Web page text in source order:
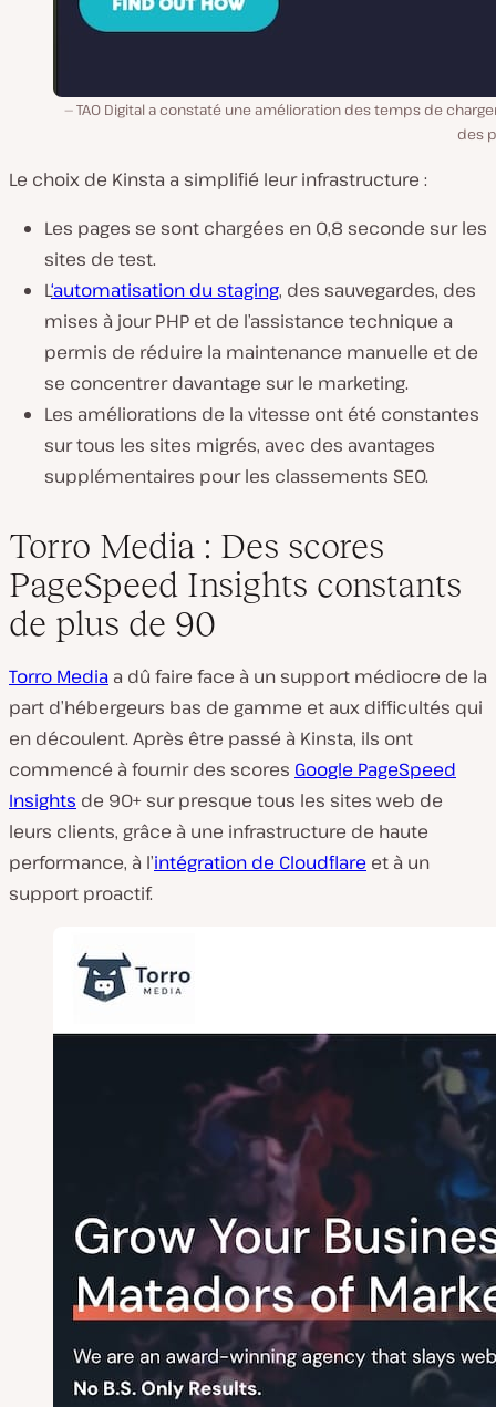
TAO Digital a constaté une amélioration des temps de
des
Le choix de Kinsta a simplifié leur infrastructure :
Les pages se sont chargées en 0,8 seconde sur les
sites de test.
L‘automatisation du staging, des sauvegardes, des
mises à jour PHP et de l’assistance technique a
permis de réduire la maintenance manuelle et de
se concentrer davantage sur le marketing.
Les améliorations de la vitesse ont été constantes
sur tous les sites migrés, avec des avantages
supplémentaires pour les classements SEO.
Torro Media : Des scores
PageSpeed Insights constants
de plus de 90
Torro Media a dû faire face à un support médiocre de la
part d’hébergeurs bas de gamme et aux difficultés qui
en découlent. Après être passé à Kinsta, ils ont
commencé à fournir des scores Google PageSpeed
Insights de 90+ sur presque tous les sites web de
leurs clients, grâce à une infrastructure de haute
performance, à l’intégration de Cloudflare et à un
support proactif.